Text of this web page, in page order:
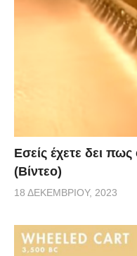
Εσείς έχετε δει πως
(Βίντεο)
18 ΔΕΚΕΜΒΡΊΟΥ, 2023